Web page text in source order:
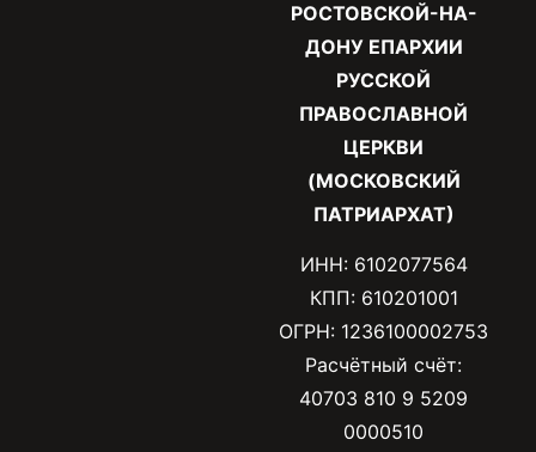
РОСТОВСКОЙ-НА-
ДОНУ ЕПАРХИИ
РУССКОЙ
ПРАВОСЛАВНОЙ
ЦЕРКВИ
(МОСКОВСКИЙ
ПАТРИАРХАТ)
ИНН: 6102077564
КПП: 610201001
ОГРН: 1236100002753
Расчётный счёт:
40703 810 9 5209
0000510